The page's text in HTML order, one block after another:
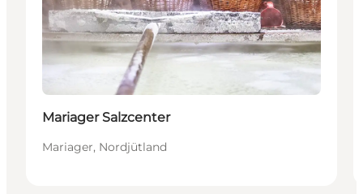
Mariager Salzcenter
Mariager, Nordjütland